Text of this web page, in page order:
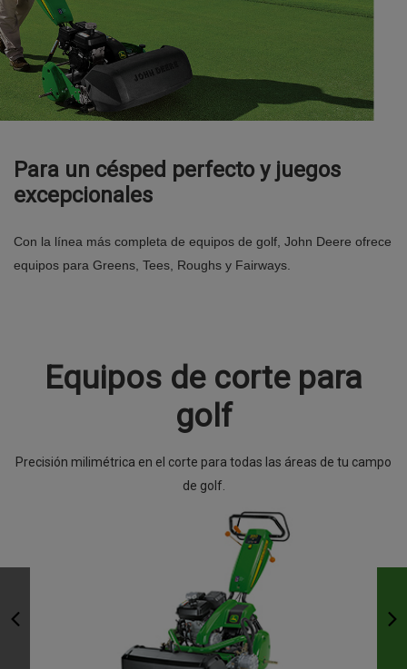
Para un césped perfecto y juegos
excepcionales
Con la línea más completa de equipos de golf, John Deere ofrece
equipos para Greens, Tees, Roughs y Fairways.
Equipos de corte para
golf
Precisión milimétrica en el corte para todas las áreas de tu campo
de golf.